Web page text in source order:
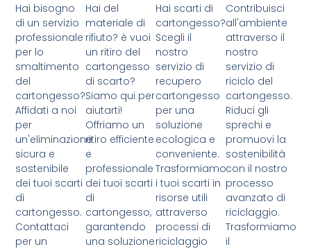
Hai bisogno
di un servizio
professionale
per lo
smaltimento
del
cartongesso?
Affidati a noi
per
un'eliminazione
sicura e
sostenibile
dei tuoi scarti
di
cartongesso.
Contattaci
per un
Hai del
materiale di
rifiuto? è vuoi
un ritiro del
cartongesso
di scarto?
Siamo qui per
aiutarti!
Offriamo un
ritiro efficiente
e
professionale
dei tuoi scarti
di
cartongesso,
garantendo
una soluzione
Hai scarti di
cartongesso?
Scegli il
nostro
servizio di
recupero
cartongesso
per una
soluzione
ecologica e
conveniente.
Trasformiamo
i tuoi scarti in
risorse utili
attraverso
processi di
riciclaggio
Contribuisci
all'ambiente
attraverso il
nostro
servizio di
riciclo del
cartongesso.
Riduci gli
sprechi e
promuovi la
sostenibilità
con il nostro
processo
avanzato di
riciclaggio.
Trasformiamo
il